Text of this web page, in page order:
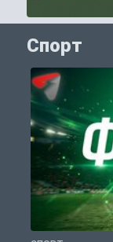
Спорт